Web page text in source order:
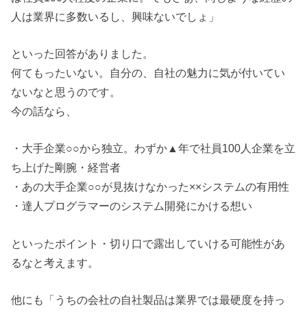
人は業界に多数いるし、興味ないでしょ」
といった回答がありました。
何てもったいない。自分の、自社の魅力に気が付いてい
ないなと思うのです。
今の話なら、
・大手企業○○から独立。わずか▲年で社員100人企業を立
ち上げた剛腕・経営者
・あの大手企業○○が見抜けなかった××システムの有用性
・達人プログラマーのシステム開発にかける想い
といったポイント・切り口で露出していける可能性があ
るなと考えます。
他にも「うちの会社の自社製品は業界では最硬度を持っ